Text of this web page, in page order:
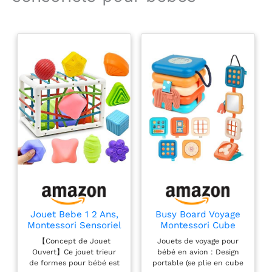
couleurs vives et une
développer l’esthétique
et la cognition pendant
le jeu et constitue un
jouet éducatif très
intéressant.
【Développement
Sensoriel】 Ce jouet
sensoriel encourage
l'exploration et le
Lorsque vous tirez,
votre bébé ressentira
différentes vibrations et
sons. Ces mouvements
amusants favorisent
continuellement la
coordination œil-main
Jouet Bebe 1 2 Ans,
Montessori Sensoriel
Jeux pour Bébé 12
18 Mois, Trieur de
Formes avec Boules
Texturées Balles
【Concept de Jouet
Ouvert】Ce jouet trieur
de formes pour bébé est
Busy Board Voyage
Montessori Cube
Activité Bébé 18
Mois+ Jeux
Éducatifs
Jouets de voyage pour
bébé en avion : Design
portable (se plie en cube